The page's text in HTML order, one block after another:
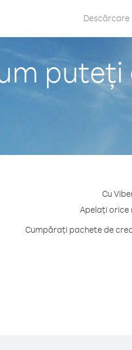
Descărcare
puteți
Cu
Apelați orice
Cumpărați pachete de